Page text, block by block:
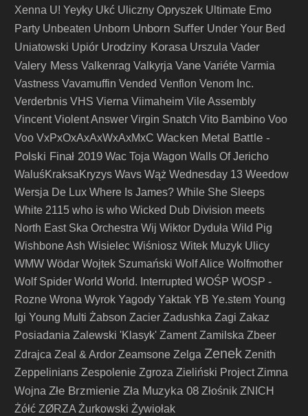
Xenna U! Yeyky Ukć Uliczny Opryszek Ultimate Emo
Party Unbeaten Unborn Unborn Suffer Under Your Bed
Uniatowski Upiór Urodziny Korasa Urszula Vader
Valery Mess Valkenrag Valkyrja Vane Variéte Varmia
Vastness Vavamuffin Vended Venflon Venom Inc.
Verderbnis VHS Vierna Viimaheim Vile Assembly
Vincent Violent Answer Virgin Snatch Vito Bambino Voo
Voo VxPxOxAxAxWxAxMxC Wacken Metal Battle -
Polski Finał 2019 Wac Toja Wagon Walls Of Jericho
WaluśKraksaKryzys Wavs Wąż Wednesday 13 Weedow
Wersja De Lux Where Is James? While She Sleeps
White 2115 who is who Wicked Dub Division meets
North East Ska Orchestra Wij Wiktor Dyduła Wild Pig
Wishbone Ash Wisielec Wiśniosz Witek Muzyk Ulicy
WMW Wödar Wojtek Szumański Wolf Alice Wolfmother
Wolf Spider World World. Interrupted WOŚP WOSP -
Rozne Wrona Wyrok Yagody Yaktak YB Ye.stem Young
Igi Young Multi Żabson Zacier Zadushka Zagi Zakaz
Posiadania Zalewski 'Klasyk' Zament Zamilska Zbeer
Zdrajca Zeal & Ardor Zeamsone Zelga Zenek Zenith
Zeppelinians Zespolenie Zgroza Zieliński Project Zimna
Wojna Złe Brzmienie Zła Muzyka 08 Złośnik ZNICH
Żółć ZØRZA Żurkowski Żywiołak